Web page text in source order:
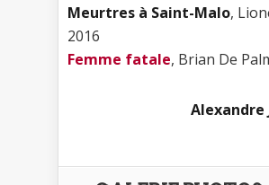
Meurtres à Saint-Malo,
2016
Femme fatale, Brian De
Alexandre